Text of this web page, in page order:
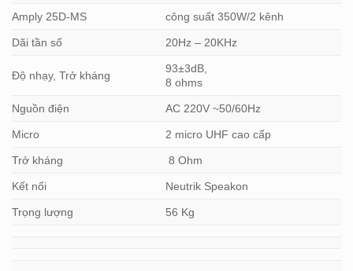
Amply 25D-MS công suất 350W/2 kênh
Dãi tần số 20Hz – 20KHz
Độ nhạy, Trở kháng
93±3dB,
8 ohms
Nguồn điện AC 220V ~50/60Hz
Micro 2 micro UHF cao cấp
Trở kháng 8 Ohm
Kết nối Neutrik Speakon
Trọng lượng 56 Kg